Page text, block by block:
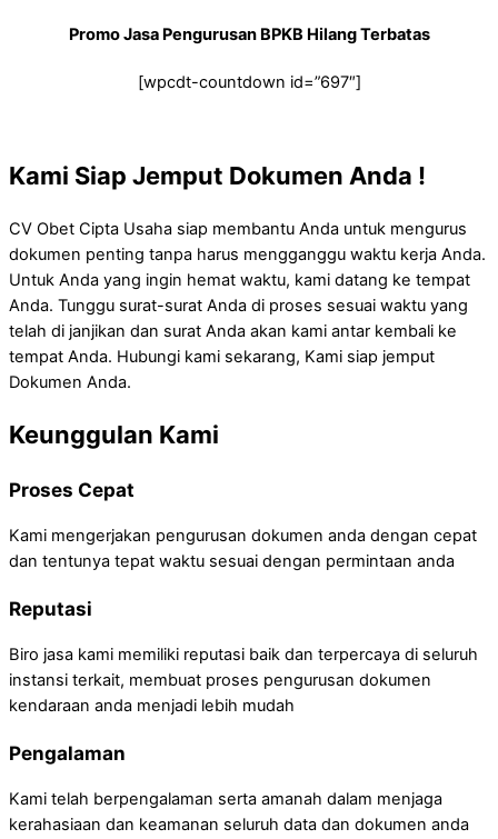
Promo Jasa Pengurusan BPKB Hilang Terbatas
[wpcdt-countdown id=”697″]
Kami Siap Jemput Dokumen Anda !
CV Obet Cipta Usaha siap membantu Anda untuk mengurus
dokumen penting tanpa harus mengganggu waktu kerja Anda.
Untuk Anda yang ingin hemat waktu, kami datang ke tempat
Anda. Tunggu surat-surat Anda di proses sesuai waktu yang
telah di janjikan dan surat Anda akan kami antar kembali ke
tempat Anda. Hubungi kami sekarang, Kami siap jemput
Dokumen Anda.
Keunggulan Kami
Proses Cepat
Kami mengerjakan pengurusan dokumen anda dengan cepat
dan tentunya tepat waktu sesuai dengan permintaan anda
Reputasi
Biro jasa kami memiliki reputasi baik dan terpercaya di seluruh
instansi terkait, membuat proses pengurusan dokumen
kendaraan anda menjadi lebih mudah
Pengalaman
Kami telah berpengalaman serta amanah dalam menjaga
kerahasiaan dan keamanan seluruh data dan dokumen anda